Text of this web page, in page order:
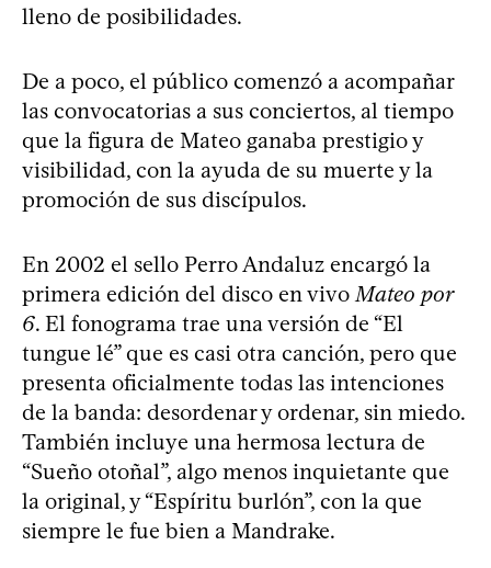
lleno de posibilidades.
De a poco, el público comenzó a acompañar
las convocatorias a sus conciertos, al tiempo
que la figura de Mateo ganaba prestigio y
visibilidad, con la ayuda de su muerte y la
promoción de sus discípulos.
En 2002 el sello Perro Andaluz encargó la
primera edición del disco en vivo Mateo por
6. El fonograma trae una versión de “El
tungue lé” que es casi otra canción, pero que
presenta oficialmente todas las intenciones
de la banda: desordenar y ordenar, sin miedo.
También incluye una hermosa lectura de
“Sueño otoñal”, algo menos inquietante que
la original, y “Espíritu burlón”, con la que
siempre le fue bien a Mandrake.